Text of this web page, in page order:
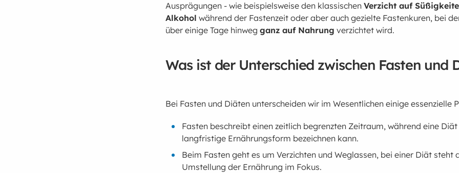
Ausprägungen - wie beispielsweise den klassischenVerzicht auf
Alkohol während der Fastenzeit oder aber auch gezielte Fastenkuren, bei
über einige Tage hinwegganz auf Nahrung verzichtet wird.
Was ist der Unterschied zwischen Fasten und
Bei Fasten und Diäten unterscheiden wir im Wesentlichen einige essenzielle
Fasten beschreibt einen zeitlich begrenzten Zeitraum, während eine Diät
langfristige Ernährungsform bezeichnen kann.
Beim Fasten geht es um Verzichten und Weglassen, bei einer Diät steht
Umstellung der Ernährung im Fokus.